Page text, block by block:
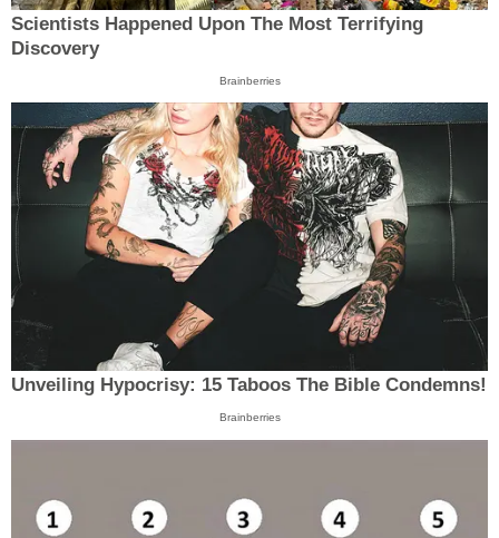
Scientists Happened Upon The Most Terrifying
Discovery
Brainberries
Unveiling Hypocrisy: 15 Taboos The Bible Condemns!
Brainberries